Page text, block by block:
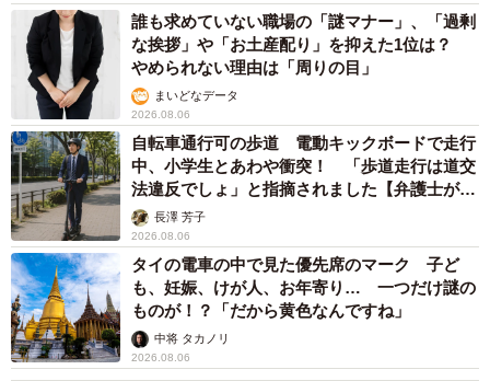
誰も求めていない職場の「謎マナー」、「過剰
な挨拶」や「お土産配り」を抑えた1位は？
やめられない理由は「周りの目」
まいどなデータ
2026.08.06
自転車通行可の歩道 電動キックボードで走行
中、小学生とあわや衝突！ 「歩道走行は道交
法違反でしょ」と指摘されました【弁護士が解
説】長澤 芳子
2026.08.06
タイの電車の中で見た優先席のマーク 子ど
も、妊娠、けが人、お年寄り… 一つだけ謎の
ものが！？「だから黄色なんですね」
中将 タカノリ
2026.08.06